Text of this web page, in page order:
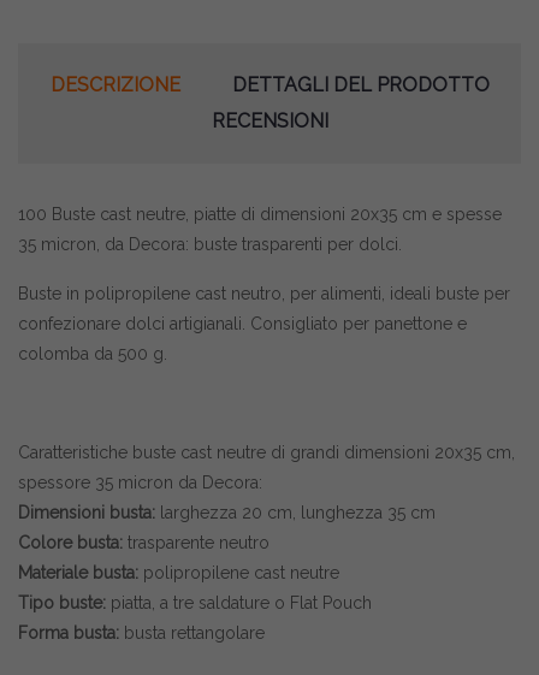
DESCRIZIONE
DETTAGLI DEL PRODOTTO
RECENSIONI
100 Buste cast neutre, piatte di dimensioni 20x35 cm e spesse
35 micron, da Decora: buste trasparenti per dolci.
Buste in polipropilene cast neutro, per alimenti, ideali buste per
confezionare dolci artigianali. Consigliato per panettone e
colomba da 500 g.
Caratteristiche buste cast neutre di grandi dimensioni 20x35 cm,
spessore 35 micron da Decora:
Dimensioni busta: larghezza 20 cm, lunghezza 35 cm
Colore busta: trasparente neutro
Materiale busta: polipropilene cast neutre
Tipo buste: piatta, a tre saldature o Flat Pouch
Forma busta: busta rettangolare